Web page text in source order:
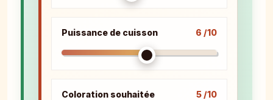
Puissance de cuisson 6 /10
Coloration souhaitée 5 /10